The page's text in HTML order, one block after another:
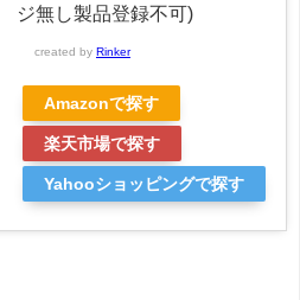
ジ無し製品登録不可)
created by Rinker
Amazonで探す
楽天市場で探す
Yahooショッピングで探す